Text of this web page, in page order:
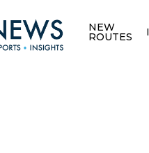
NEW
ROUTES